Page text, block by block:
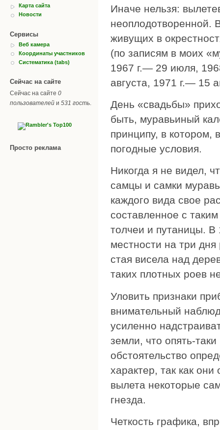
Карта сайта
Новости
Сервисы
Веб камера
Координаты участников
Систематика (tabs)
Сейчас на сайте
Сейчас на сайте 0
пользователей и 531 гость.
Просто реклама
Иначе нельзя:
неоплодотворенной.
живущих в
(по записям в моих
1967 г.— 29 июля,
августа, 1971 г.— 15
День «свадьбы»
быть, муравьиный
принципу, в котором,
погодные условия.
Никогда я не видел,
самцы и самки
каждого вида свое
составленное с
толчеи и путаницы. В
местности на три
стая висела над
таких плотных роев
Уловить признаки
внимательный
усиленно
земли, что опять-
обстоятельство
характер, так как
вылета некоторые
гнезда.
Четкость графика,